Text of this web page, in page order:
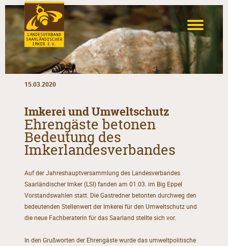
15.03.2020
Imkerei und Umweltschutz
Ehrengäste betonen
Bedeutung des
Imkerlandesverbandes
Auf der Jahreshauptversammlung des Landesverbandes
Saarländischer Imker (LSI) fanden am 01.03. im Big Eppel
Vorstandswahlen statt. Die Gastredner betonten durchweg den
bedeutenden Stellenwert der Imkerei für den Umweltschutz und
die neue Fachberaterin für das Saarland stellte sich vor.
In den Grußworten der Ehrengäste wurde das umweltpolitische